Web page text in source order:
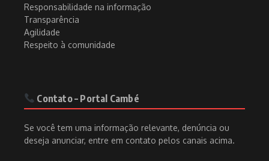
Responsabilidade na informação
Transparência
Agilidade
Respeito à comunidade
Contato – Portal Cambé
Se você tem uma informação relevante, denúncia ou
deseja anunciar, entre em contato pelos canais acima.